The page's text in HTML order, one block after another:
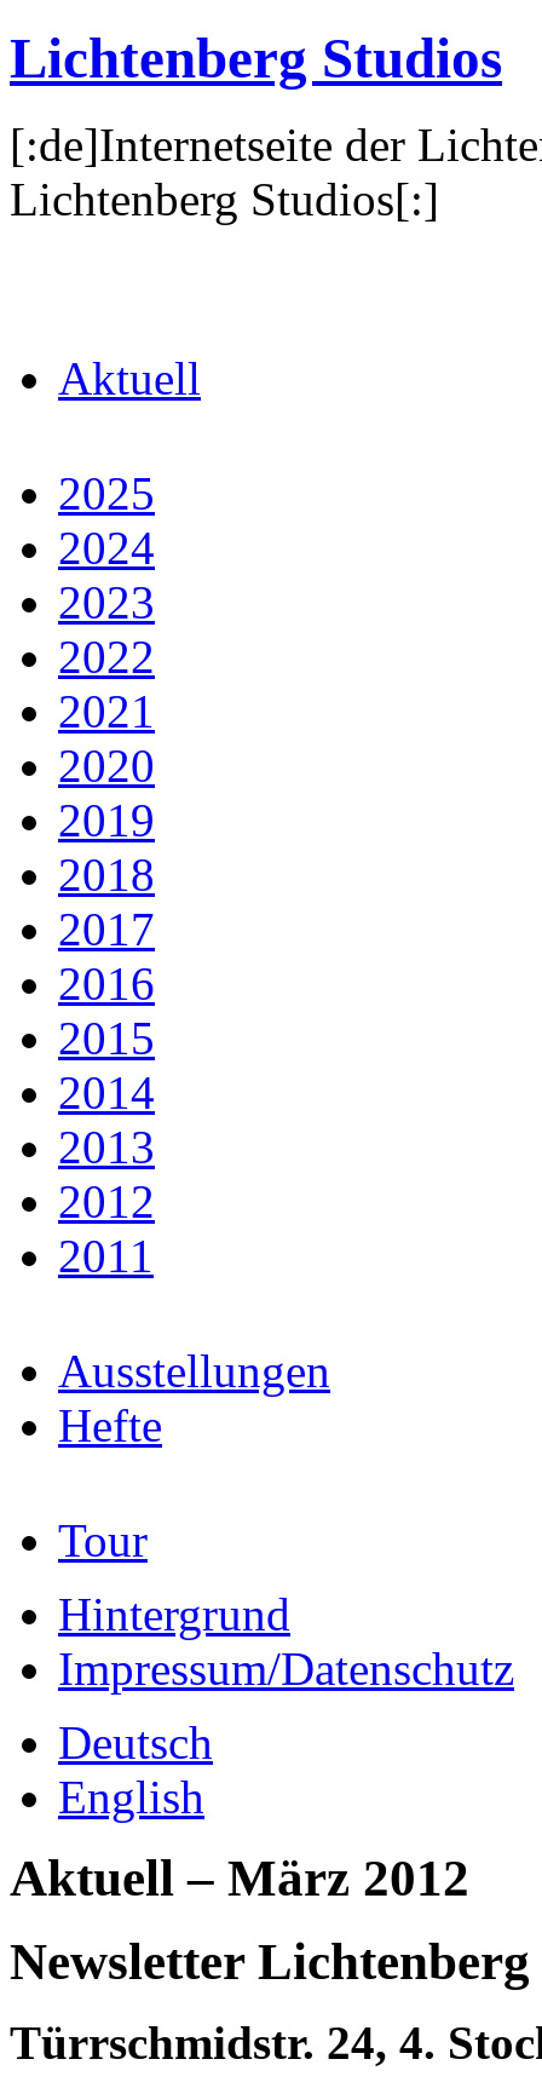
Lichtenberg Studios
[:de]Internetseite der
Lichtenberg Studios[:]
Aktuell
2025
2024
2023
2022
2021
2020
2019
2018
2017
2016
2015
2014
2013
2012
2011
Ausstellungen
Hefte
Tour
Hintergrund
Impressum/Datenschutz
Deutsch
English
Aktuell – März 2012
Newsletter
Türrschmidstr. 24, 4.